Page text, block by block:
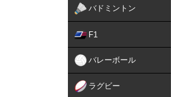
バドミントン
F1
バレーボール
ラグビー